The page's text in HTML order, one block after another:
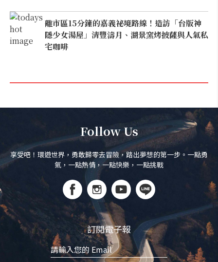
離市區15分鐘的嘉義祕境路線！造訪「台版神
隱少女湯屋」清豐濤月、湖景窯烤披薩與人氣私
宅咖啡
Follow Us
享受吧！環遊世界，勇敢歸零去冒險，踏出夢想的第一步。一點勇
氣，一點熱情，一點快樂，一點挑戰
訂閱電子報